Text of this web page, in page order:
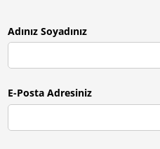
Adınız Soyadınız
E-Posta Adresiniz